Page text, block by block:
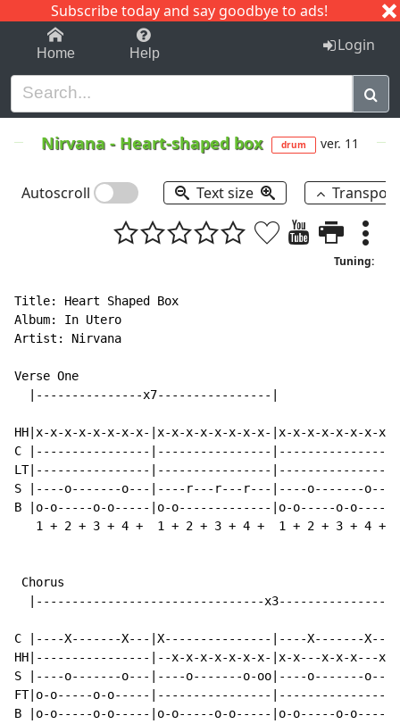
Subscribe today and say goodbye to ads!
1-9 C I J
Home Help Login
Nirvana - Heart-shaped box drum ver. 11
Autoscroll Text size
Tuning:
Title: Heart Shaped Box
Album: In Utero
Artist: Nirvana
Verse One
  |---------------x7----------------|
HH|x-x-x-x-x-x-x-x-|x-x-x-x-x-x-x-x-|x-x-x-x-x-x-
C |----------------|----------------|----------------
LT|----------------|----------------|----------------|--
S |----o-------o---|----r---r---r---|----o-------o---|--
B |o-o-----o-o-----|o-o-------------|o-o-----o-
1 + 2 + 3 + 4 +  1 + 2 + 3 + 4 +  1 + 2 + 3 + 4 +
Chorus
|--------------------------------
C |----X-------X---|X---------------|----X-------
HH|----------------|--x-x-x-x-x-x-x-|x-x---x-x-x---x-
S |----o-------o---|----o-------o-oo|----o-------o---
FT|o-o-----o-o-----|----------------
B |o-o-----o-o-----|o-o-----o-o-----|o-o-----o-